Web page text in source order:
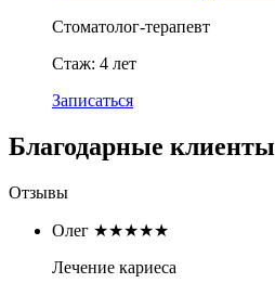
Стоматолог-терапевт
Стаж: 4 лет
Записаться
Благодарные клиенты
Отзывы
Олег ★★★★★
Лечение кариеса